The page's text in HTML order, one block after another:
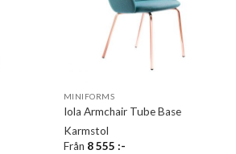
MINIFORMS
Iola Armchair Tube Base
Karmstol
Från 8 555 :-